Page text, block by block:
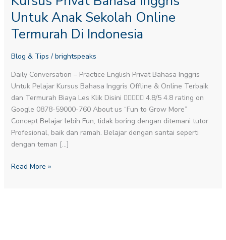
Untuk Anak Sekolah Online
Termurah Di Indonesia
Blog & Tips / brightspeaks
Daily Conversation – Practice English​ Privat Bahasa Inggris
Untuk Pelajar Kursus Bahasa Inggris Offline & Online Terbaik
dan Termurah Biaya Les Klik Disini  4.8/5 4.8 rating on
Google 0878-59000-760 About us “Fun to Grow More”
Concept Belajar lebih Fun, tidak boring dengan ditemani tutor
Profesional, baik dan ramah. Belajar dengan santai seperti
dengan teman […]
Inggris
Untuk
Anak
Online
Di
Indonesia
Read More »